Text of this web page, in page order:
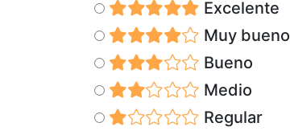
Excelente
Muy bueno
Bueno
Medio
Regular